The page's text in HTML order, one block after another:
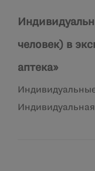
человек) в
аптека»